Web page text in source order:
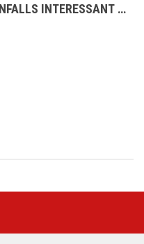
INTERESSANT …